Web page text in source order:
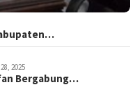
2025
Bergabung…